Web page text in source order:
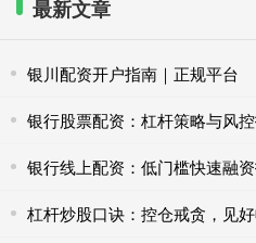
最新文章
银川配资开户指南｜正规平台
银行股票配资：杠杆策略与风
银行线上配资：低门槛快速融
杠杆炒股口诀：控仓戒贪，见